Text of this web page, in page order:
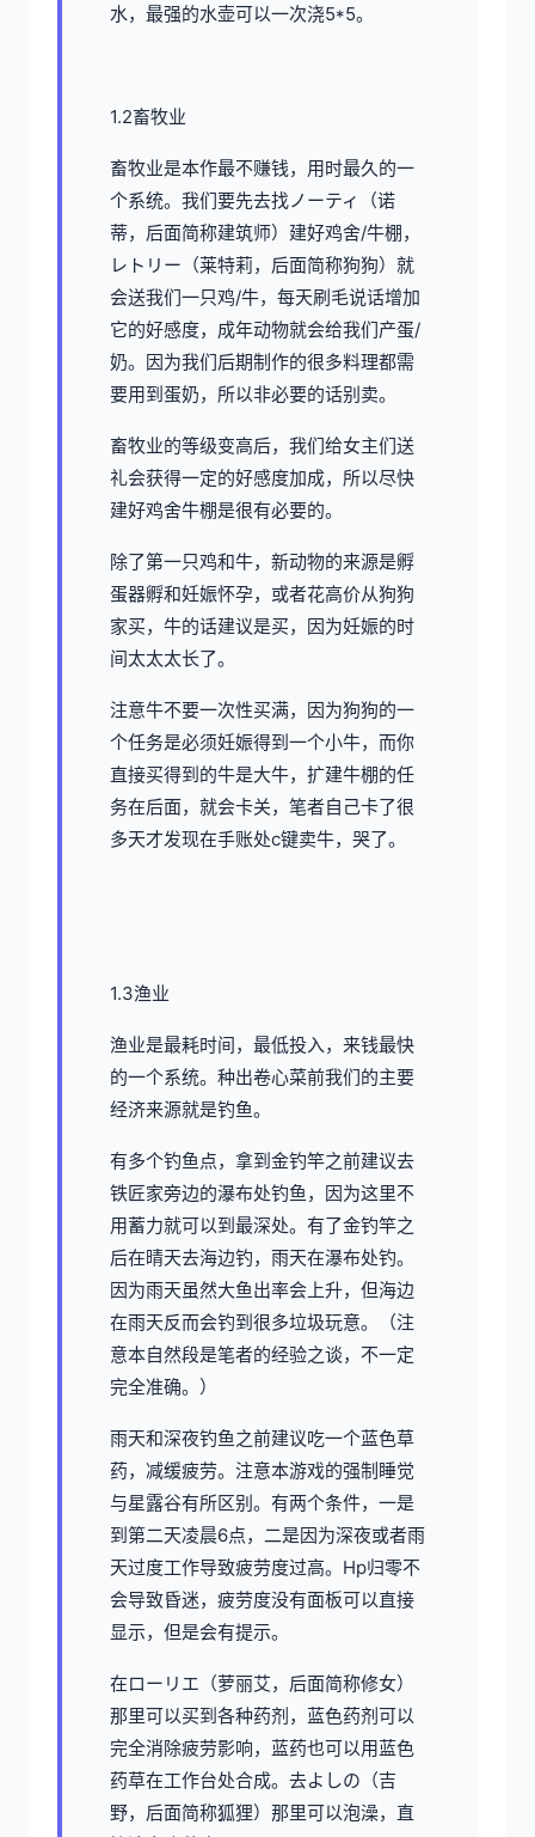
水，最强的水壶可以一次浇5*5。
1.2畜牧业
畜牧业是本作最不赚钱，用时最久的一
个系统。我们要先去找ノーティ（诺
蒂，后面简称建筑师）建好鸡舍/牛棚，
レトリー（莱特莉，后面简称狗狗）就
会送我们一只鸡/牛，每天刷毛说话增加
它的好感度，成年动物就会给我们产蛋/
奶。因为我们后期制作的很多料理都需
要用到蛋奶，所以非必要的话别卖。
畜牧业的等级变高后，我们给女主们送
礼会获得一定的好感度加成，所以尽快
建好鸡舍牛棚是很有必要的。
除了第一只鸡和牛，新动物的来源是孵
蛋器孵和妊娠怀孕，或者花高价从狗狗
家买，牛的话建议是买，因为妊娠的时
间太太太长了。
注意牛不要一次性买满，因为狗狗的一
个任务是必须妊娠得到一个小牛，而你
直接买得到的牛是大牛，扩建牛棚的任
务在后面，就会卡关，笔者自己卡了很
多天才发现在手账处c键卖牛，哭了。
1.3渔业
渔业是最耗时间，最低投入，来钱最快
的一个系统。种出卷心菜前我们的主要
经济来源就是钓鱼。
有多个钓鱼点，拿到金钓竿之前建议去
铁匠家旁边的瀑布处钓鱼，因为这里不
用蓄力就可以到最深处。有了金钓竿之
后在晴天去海边钓，雨天在瀑布处钓。
因为雨天虽然大鱼出率会上升，但海边
在雨天反而会钓到很多垃圾玩意。（注
意本自然段是笔者的经验之谈，不一定
完全准确。）
雨天和深夜钓鱼之前建议吃一个蓝色草
药，减缓疲劳。注意本游戏的强制睡觉
与星露谷有所区别。有两个条件，一是
到第二天凌晨6点，二是因为深夜或者雨
天过度工作导致疲劳度过高。Hp归零不
会导致昏迷，疲劳度没有面板可以直接
显示，但是会有提示。
在ローリエ（萝丽艾，后面简称修女）
那里可以买到各种药剂，蓝色药剂可以
完全消除疲劳影响，蓝药也可以用蓝色
药草在工作台处合成。去よしの（吉
野，后面简称狐狸）那里可以泡澡，直